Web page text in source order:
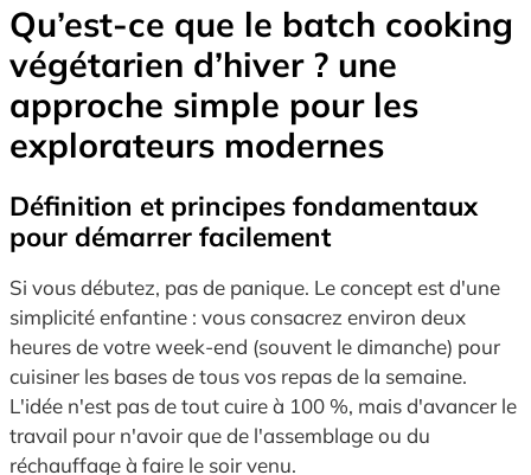
Qu’est-ce que le batch cooking
végétarien d’hiver ? une
approche simple pour les
explorateurs modernes
Définition et principes fondamentaux
pour démarrer facilement
Si vous débutez, pas de panique. Le concept est d'une
simplicité enfantine : vous consacrez environ deux
heures de votre week-end (souvent le dimanche) pour
cuisiner les bases de tous vos repas de la semaine.
L'idée n'est pas de tout cuire à 100 %, mais d'avancer le
travail pour n'avoir que de l'assemblage ou du
réchauffage à faire le soir venu.